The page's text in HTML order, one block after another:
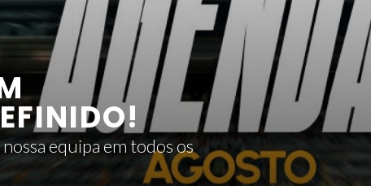
equipa em todos os